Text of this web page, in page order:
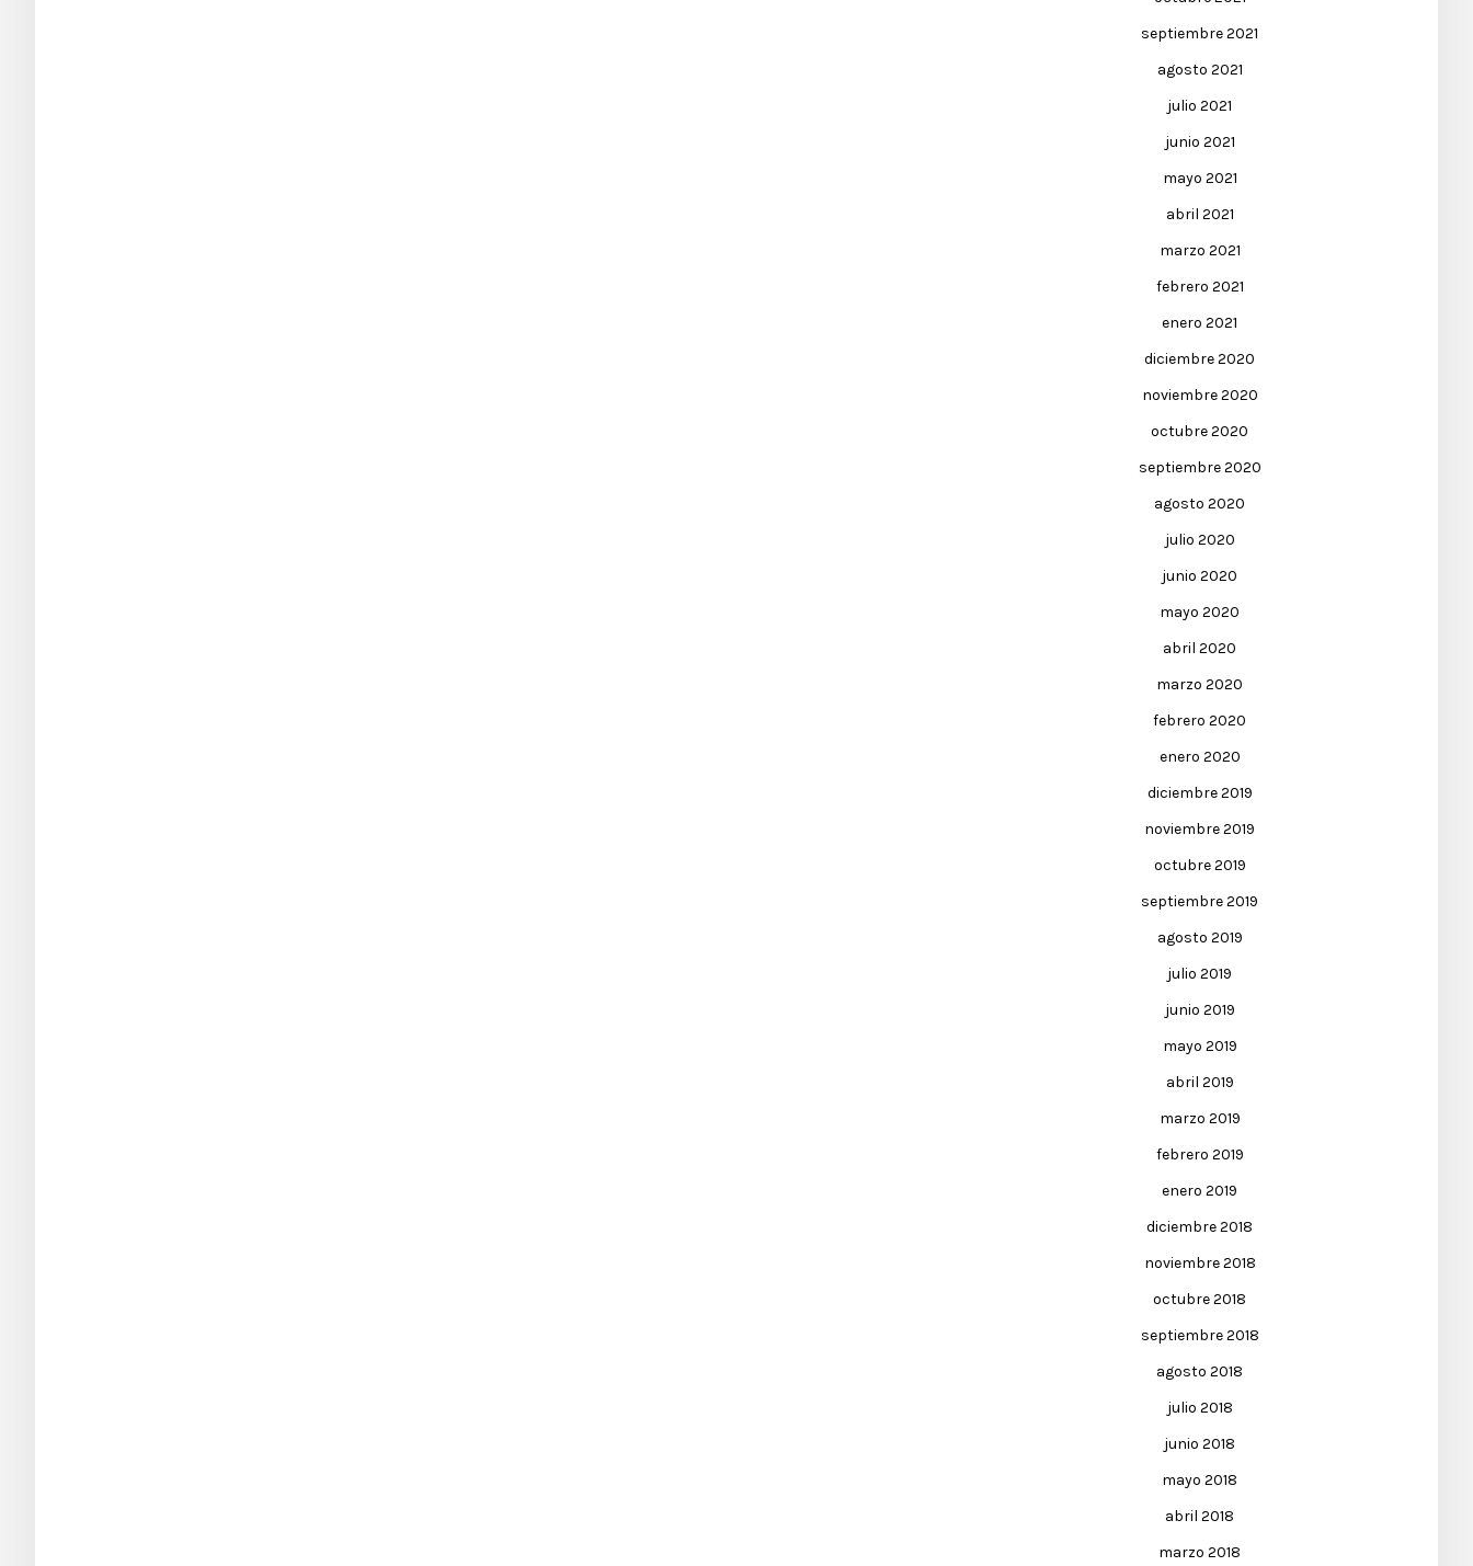
septiembre 2021
agosto 2021
julio 2021
junio 2021
mayo 2021
abril 2021
marzo 2021
febrero 2021
enero 2021
diciembre 2020
noviembre 2020
octubre 2020
septiembre 2020
agosto 2020
julio 2020
junio 2020
mayo 2020
abril 2020
marzo 2020
febrero 2020
enero 2020
diciembre 2019
noviembre 2019
octubre 2019
septiembre 2019
agosto 2019
julio 2019
junio 2019
mayo 2019
abril 2019
marzo 2019
febrero 2019
enero 2019
diciembre 2018
noviembre 2018
octubre 2018
septiembre 2018
agosto 2018
julio 2018
junio 2018
mayo 2018
abril 2018
marzo 2018